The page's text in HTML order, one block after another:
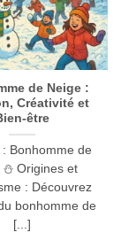
de Neige :
Créativité et
être
: Bonhomme de
⛄ Origines et
: Découvrez
bonhomme de
[...]